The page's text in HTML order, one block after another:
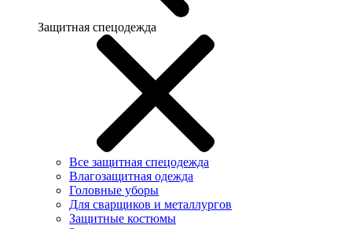
Защитная спецодежда
Все защитная спецодежда
Влагозащитная одежда
Головные уборы
Для сварщиков и металлургов
Защитные костюмы